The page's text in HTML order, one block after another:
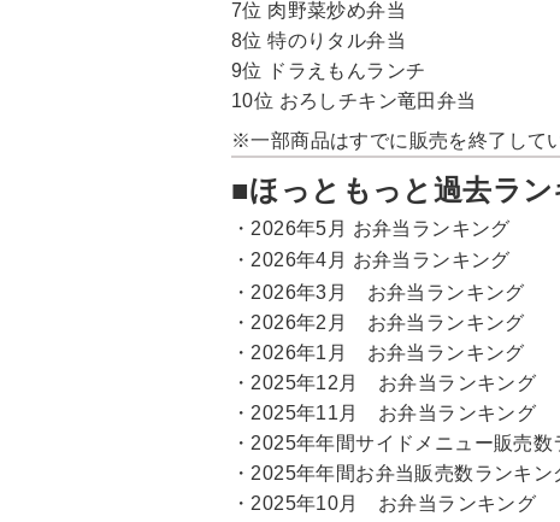
7位 肉野菜炒め弁当
8位 特のりタル弁当
9位 ドラえもんランチ
10位 おろしチキン竜田弁当
※一部商品はすでに販売を終了して
■ほっともっと過去ラ
・ 2026年5月 お弁当ランキング
・ 2026年4月 お弁当ランキング
・ 2026年3月 お弁当ランキング
・ 2026年2月 お弁当ランキング
・ 2026年1月 お弁当ランキング
・ 2025年12月 お弁当ランキング
・ 2025年11月 お弁当ランキング
・ 2025年年間サイドメニュー販売数
・ 2025年年間お弁当販売数ランキン
・ 2025年10月 お弁当ランキング